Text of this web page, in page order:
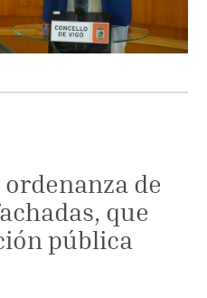
ordenanza de
que
pública